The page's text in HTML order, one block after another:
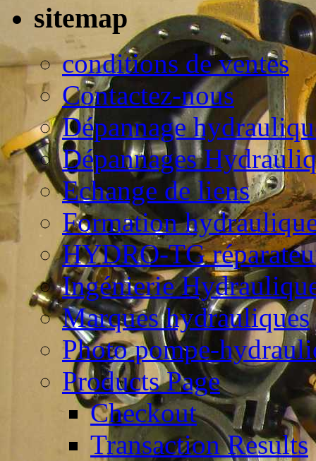
sitemap
conditions de ventes
Contactez-nous
Dépannage
Dépannages
Echange de liens
Formation
HYDRO-TG
Ingénierie
Marques hydrauliques
Photo pompe-
Products Page
Checkout
Transaction Results